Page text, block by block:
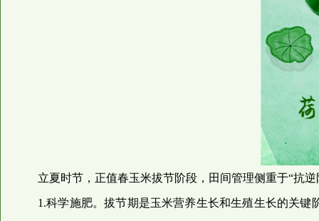
立夏时节，正值春玉米拔节阶段，田间管理侧重于“抗
1.科学施肥。拔节期是玉米营养生长和生殖生长的关